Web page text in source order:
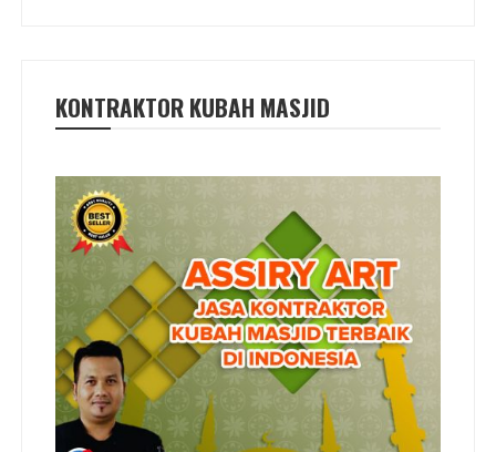
KONTRAKTOR KUBAH MASJID